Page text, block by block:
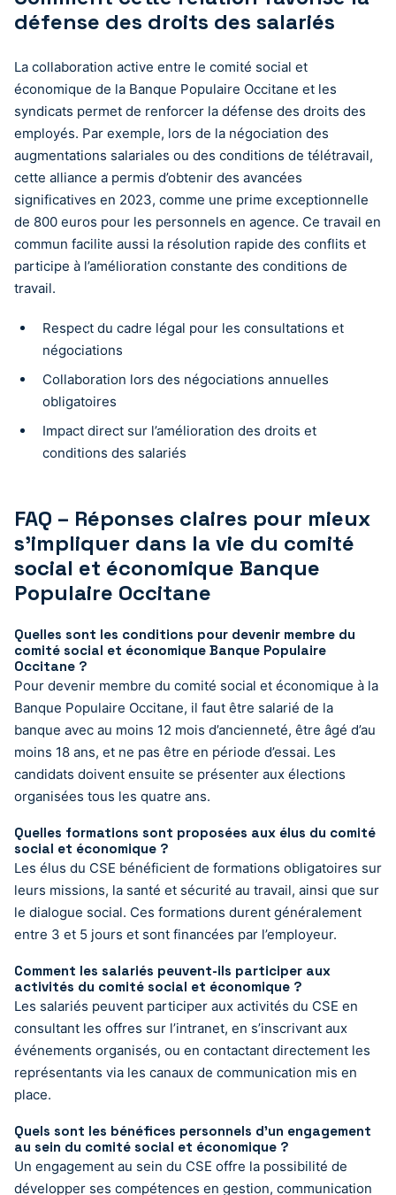
défense des droits des salariés
La collaboration active entre le comité social et
économique de la Banque Populaire Occitane et les
syndicats permet de renforcer la défense des droits des
employés. Par exemple, lors de la négociation des
augmentations salariales ou des conditions de télétravail,
cette alliance a permis d’obtenir des avancées
significatives en 2023, comme une prime exceptionnelle
de 800 euros pour les personnels en agence. Ce travail en
commun facilite aussi la résolution rapide des conflits et
participe à l’amélioration constante des conditions de
travail.
Respect du cadre légal pour les consultations et
négociations
Collaboration lors des négociations annuelles
obligatoires
Impact direct sur l’amélioration des droits et
conditions des salariés
FAQ – Réponses claires pour mieux
s’impliquer dans la vie du comité
social et économique Banque
Populaire Occitane
Quelles sont les conditions pour devenir membre du
comité social et économique Banque Populaire
Occitane ?
Pour devenir membre du comité social et économique à la
Banque Populaire Occitane, il faut être salarié de la
banque avec au moins 12 mois d’ancienneté, être âgé d’au
moins 18 ans, et ne pas être en période d’essai. Les
candidats doivent ensuite se présenter aux élections
organisées tous les quatre ans.
Quelles formations sont proposées aux élus du comité
social et économique ?
Les élus du CSE bénéficient de formations obligatoires sur
leurs missions, la santé et sécurité au travail, ainsi que sur
le dialogue social. Ces formations durent généralement
entre 3 et 5 jours et sont financées par l’employeur.
Comment les salariés peuvent-ils participer aux
activités du comité social et économique ?
Les salariés peuvent participer aux activités du CSE en
consultant les offres sur l’intranet, en s’inscrivant aux
événements organisés, ou en contactant directement les
représentants via les canaux de communication mis en
place.
Quels sont les bénéfices personnels d’un engagement
au sein du comité social et économique ?
Un engagement au sein du CSE offre la possibilité de
développer ses compétences en gestion, communication